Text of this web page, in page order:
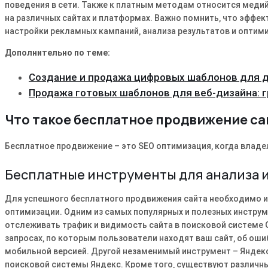
поведения в сети. Также к платным методам относится
на различных сайтах и платформах. Важно помнить‚ что
настройки рекламных кампаний‚ анализа результатов и
Дополнительно по теме:
Создание и продажа цифровых шаблонов для
Продажа готовых шаблонов для веб-дизайна:
Что такое бесплатное продвижение
Бесплатное продвижение – это SEO оптимизация‚ когда
Бесплатные инструменты для анализа
Для успешного бесплатного продвижения сайта необходимо
оптимизации. Одним из самых популярных и полезных
отслеживать трафик и видимость сайта в поисковой
запросах‚ по которым пользователи находят ваш сайт‚ об
мобильной версией. Другой незаменимый инструмент –
поисковой системы Яндекс. Кроме того‚ существуют